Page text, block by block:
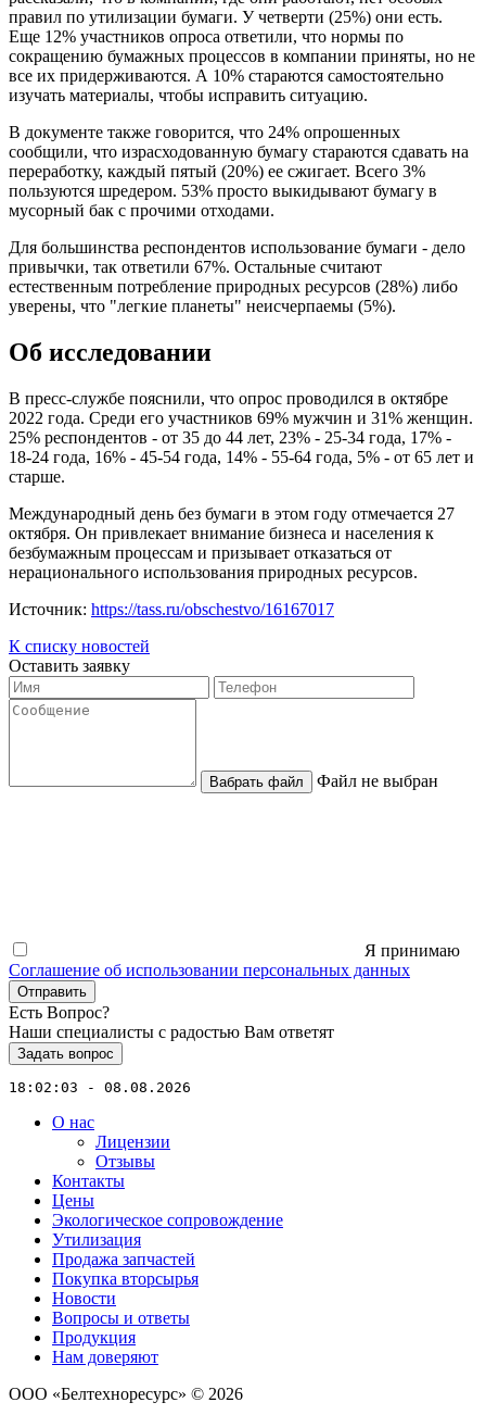
правил по утилизации бумаги. У четверти (25%) они есть.
Еще 12% участников опроса ответили, что нормы по
сокращению бумажных процессов в компании приняты, но не
все их придерживаются. А 10% стараются самостоятельно
изучать материалы, чтобы исправить ситуацию.
В документе также говорится, что 24% опрошенных
сообщили, что израсходованную бумагу стараются сдавать на
переработку, каждый пятый (20%) ее сжигает. Всего 3%
пользуются шредером. 53% просто выкидывают бумагу в
мусорный бак с прочими отходами.
Для большинства респондентов использование бумаги - дело
привычки, так ответили 67%. Остальные считают
естественным потребление природных ресурсов (28%) либо
уверены, что "легкие планеты" неисчерпаемы (5%).
Об исследовании
В пресс-службе пояснили, что опрос проводился в октябре
2022 года. Среди его участников 69% мужчин и 31% женщин.
25% респондентов - от 35 до 44 лет, 23% - 25-34 года, 17% -
18-24 года, 16% - 45-54 года, 14% - 55-64 года, 5% - от 65 лет и
старше.
Международный день без бумаги в этом году отмечается 27
октября. Он привлекает внимание бизнеса и населения к
безбумажным процессам и призывает отказаться от
нерационального использования природных ресурсов.
Источник: https://tass.ru/obschestvo/16167017
К списку новостей
Оставить заявку
Вабрать файл Файл не выбран
Я принимаю
Соглашение об использовании персональных данных
Отправить
Есть Вопрос?
Наши специалисты с радостью Вам ответят
Задать вопрос
18:02:03 - 08.08.2026
О нас
Лицензии
Отзывы
Контакты
Цены
Экологическое сопровождение
Утилизация
Продажа запчастей
Покупка вторсырья
Новости
Вопросы и ответы
Продукция
Нам доверяют
ООО «Белтехноресурс» © 2026